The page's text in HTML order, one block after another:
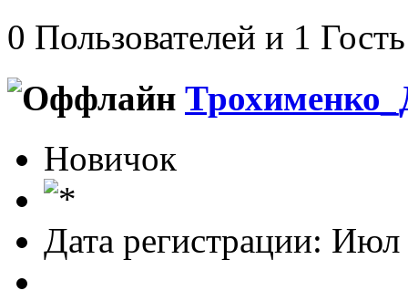
0 Пользователей и 1
Новичок
Дата регистрации: